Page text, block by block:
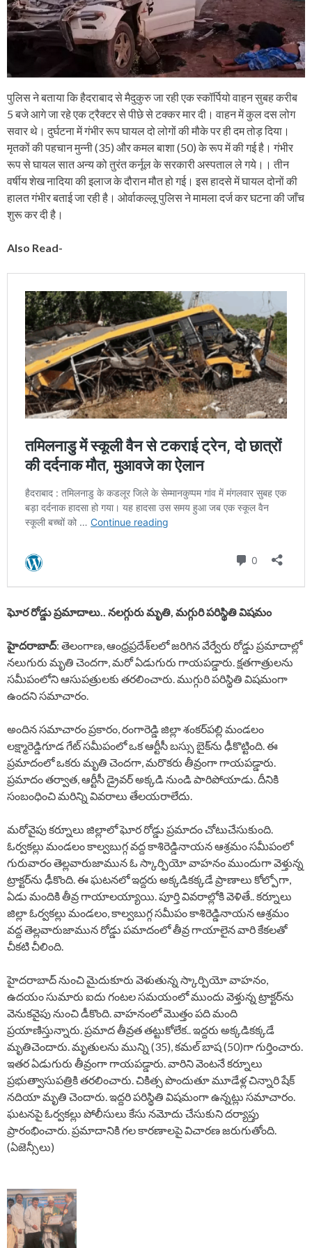
पुलिस ने बताया कि हैदराबाद से मैदुकुरु जा रही एक स्कॉर्पियो वाहन सुबह करीब
5 बजे आगे जा रहे एक ट्रैक्टर से पीछे से टक्कर मार दी। वाहन में कुल दस लोग
सवार थे। दुर्घटना में गंभीर रूप घायल दो लोगों की मौके पर ही दम तोड़ दिया।
मृतकों की पहचान मुन्नी (35) और कमल बाशा (50) के रूप में की गई है। गंभीर
रूप से घायल सात अन्य को तुरंत कर्नूल के सरकारी अस्पताल ले गये।। तीन
वर्षीय शेख नादिया की इलाज के दौरान मौत हो गई। इस हादसे में घायल दोनों की
हालत गंभीर बताई जा रही है। ओर्वाकल्लू पुलिस ने मामला दर्ज कर घटना की जाँच
शुरू कर दी है।
Also Read-
ఘోర రోడ్డు ప్రమాదాలు.. నలగ్గురు మృతి, మగ్గురి పరిస్థితి విషమం
హైదరాబాద్: తెలంగాణ, ఆంధ్రప్రదేశ్‌లలో జరిగిన వేర్వేరు రోడ్డు ప్రమాదాల్లో
నలుగురు మృతి చెందగా, మరో ఏడుగురు గాయపడ్డారు. క్షతగాత్రులను
సమీపంలోని ఆసుపత్రులకు తరలించారు. ముగ్గురి పరిస్థితి విషమంగా
ఉందని సమాచారం.
అందిన సమాచారం ప్రకారం, రంగారెడ్డి జిల్లా శంకర్‌పల్లి మండలం
లక్ష్మారెడ్డిగూడ గేట్ సమీపంలో ఒక ఆర్టీసీ బస్సు బైక్‌ను ఢీకొట్టింది. ఈ
ప్రమాదంలో ఒకరు మృతి చెందగా, మరొకరు తీవ్రంగా గాయపడ్డారు.
ప్రమాదం తర్వాత, ఆర్టీసీ డ్రైవర్ అక్కడి నుండి పారిపోయాడు. దీనికి
సంబంధించి మరిన్ని వివరాలు తేలయరాలేదు.
మరోవైపు కర్నూలు జిల్లాలో ఘోర రోడ్డు ప్రమాదం చోటుచేసుకుంది.
ఓర్వకల్లు మండలం కాల్వబుగ్గ వద్ద కాశిరెడ్డినాయన ఆశ్రమం సమీపంలో
గురువారం తెల్లవారుజామున ఓ స్కార్పియో వాహనం ముందుగా వెళ్తున్న
ట్రాక్టర్‌ను ఢీకొంది. ఈ ఘటనలో ఇద్దరు అక్కడికక్కడే ప్రాణాలు కోల్పోగా,
ఏడు మందికి తీవ్ర గాయాలయ్యాయి. పూర్తి వివరాల్లోకి వెళితే.. కర్నూలు
జిల్లా ఓర్వకల్లు మండలం, కాల్వబుగ్గ సమీపం కాశిరెడ్డినాయన ఆశ్రమం
వద్ద తెల్లవారుజామున రోడ్డు పమాదంలో తీవ్ర గాయాలైన వారి కేకలతో
చీకటి చీలింది.
హైదరాబాద్ నుంచి మైదుకూరు వెళుతున్న స్కార్పియో వాహనం,
ఉదయం సుమారు ఐదు గంటల సమయంలో ముందు వెళ్తున్న ట్రాక్టర్‌ను
వెనుకవైపు నుంచి డీకొంది. వాహనంలో మొత్తం పది మంది
ప్రయాణిస్తున్నారు. ప్రమాద తీవ్రత తట్టుకోలేక.. ఇద్దరు అక్కడికక్కడే
మృతిచెందారు. మృతులను మున్ని (35), కమల్ బాష (50)గా గుర్తించారు.
ఇతర ఏడుగురు తీవ్రంగా గాయపడ్డారు. వారిని వెంటనే కర్నూలు
ప్రభుత్వాసుపత్రికి తరలించారు. చికిత్స పొందుతూ మూడేళ్ల చిన్నారి షేక్
నదియా మృతి చెందారు. ఇద్దరి పరిస్థితి విషమంగా ఉన్నట్లు సమాచారం.
ఘటనపై ఓర్వకల్లు పోలీసులు కేసు నమోదు చేసుకుని దర్యాప్తు
ప్రారంభించారు. ప్రమాదానికి గల కారణాలపై విచారణ జరుగుతోంది.
(ఏజెన్సీలు)
P
o